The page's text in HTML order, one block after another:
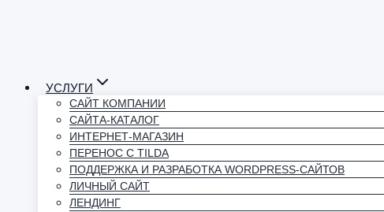
УСЛУГИ
САЙТ КОМПАНИИ
САЙТА-КАТАЛОГ
ИНТЕРНЕТ-МАГАЗИН
ПЕРЕНОС С TILDA
ПОДДЕРЖКА И РАЗРАБОТКА WORDPRESS-САЙТОВ
ЛИЧНЫЙ САЙТ
ЛЕНДИНГ